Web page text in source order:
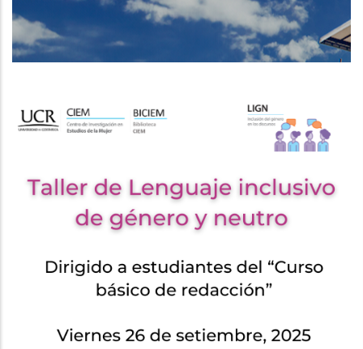
NAVEGACIÓN